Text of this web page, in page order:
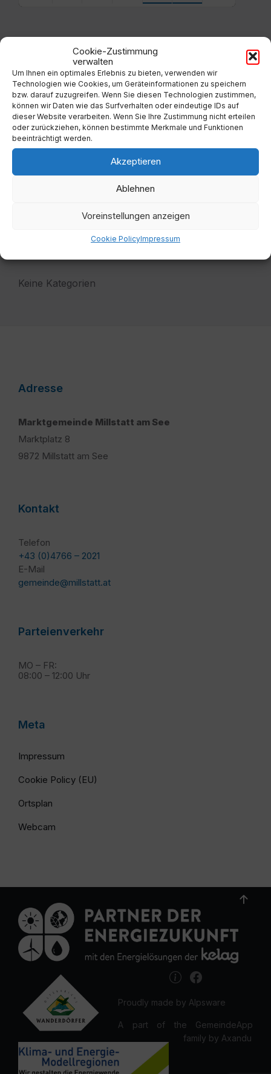
Cookie-Zustimmung
verwalten
Um Ihnen ein optimales Erlebnis zu bieten, verwenden wir
Technologien wie Cookies, um Geräteinformationen zu speichern
bzw. darauf zuzugreifen. Wenn Sie diesen Technologien zustimmen,
können wir Daten wie das Surfverhalten oder eindeutige IDs auf
dieser Website verarbeiten. Wenn Sie Ihre Zustimmung nicht erteilen
oder zurückziehen, können bestimmte Merkmale und Funktionen
beeinträchtigt werden.
Akzeptieren
Ablehnen
Voreinstellungen anzeigen
Cookie PolicyImpressum
Filter
Von:
Bis:
Filter
Keine Kategorien
Adresse
Marktgemeinde Millstatt am See
Marktplatz 8
9872 Millstatt am See
Kontakt
Telefon
+43 (0)4766 – 2021
E-Mail
gemeinde@millstatt.at
Parteienverkehr
MO – FR:
08:00 – 12:00 Uhr
Meta
Impressum
Cookie Policy (EU)
Ortsplan
Webcam
Proudly made by Alpsware
A part of the GemeindeApp
family by Axandu